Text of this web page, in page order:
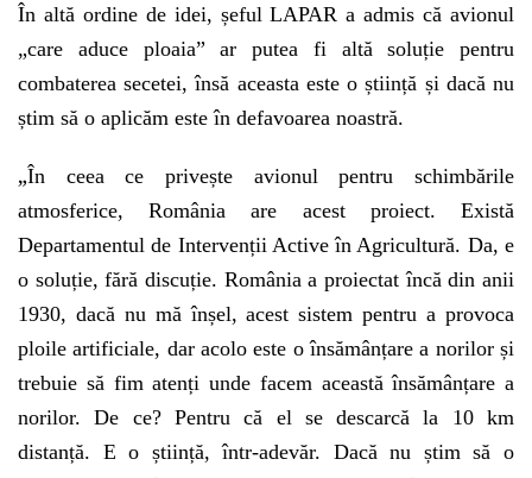
În altă ordine de idei, șeful LAPAR a admis că avionul
„care aduce ploaia” ar putea fi altă soluție pentru
combaterea secetei, însă aceasta este o știință și dacă nu
știm să o aplicăm este în defavoarea noastră.
„În ceea ce privește avionul pentru schimbările
atmosferice, România are acest proiect. Există
Departamentul de Intervenții Active în Agricultură. Da, e
o soluție, fără discuție. România a proiectat încă din anii
1930, dacă nu mă înșel, acest sistem pentru a provoca
ploile artificiale, dar acolo este o însămânțare a norilor și
trebuie să fim atenți unde facem această însămânțare a
norilor. De ce? Pentru că el se descarcă la 10 km
distanță. E o știință, într-adevăr. Dacă nu știm să o